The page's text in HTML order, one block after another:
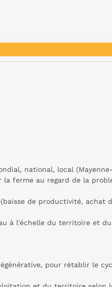
national, local
ferme au regard de la
de productivité, achat
à l'échelle du territoire et du
pour rétablir le